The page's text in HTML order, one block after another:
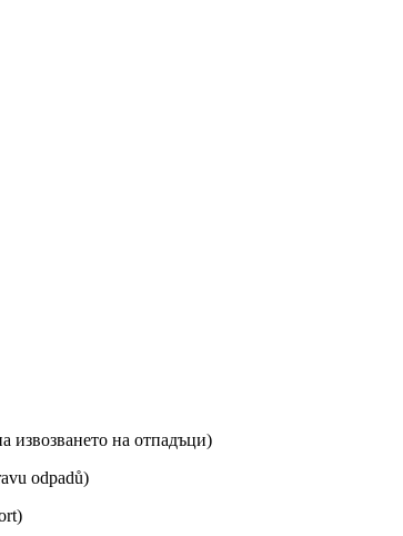
извозването на отпадъци)
odpadů)